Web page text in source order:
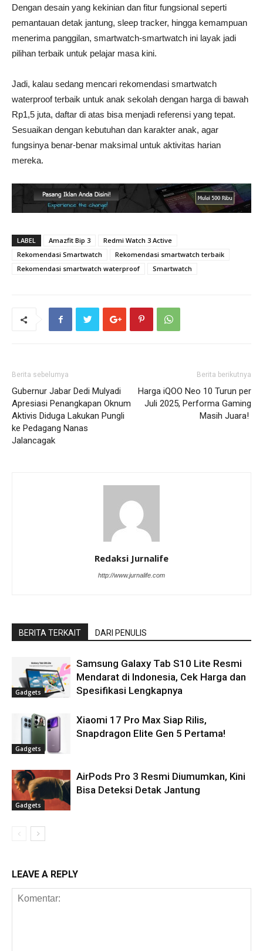
Dengan desain yang kekinian dan fitur fungsional seperti
pemantauan detak jantung, sleep tracker, hingga kemampuan
menerima panggilan, smartwatch-smartwatch ini layak jadi
pilihan terbaik untuk pelajar masa kini.
Jadi, kalau sedang mencari rekomendasi smartwatch
waterproof terbaik untuk anak sekolah dengan harga di bawah
Rp1,5 juta, daftar di atas bisa menjadi referensi yang tepat.
Sesuaikan dengan kebutuhan dan karakter anak, agar
fungsinya benar-benar maksimal untuk aktivitas harian
mereka.
LABEL Amazfit Bip 3
Redmi Watch 3 Active
Rekomendasi Smartwatch
Rekomendasi smartwatch terbaik
Rekomendasi smartwatch waterproof
Smartwatch
Berita sebelumya
Gubernur Jabar Dedi Mulyadi
Apresiasi Penangkapan Oknum
Aktivis Diduga Lakukan Pungli
ke Pedagang Nanas
Jalancagak
Berita berikutnya
Harga iQOO Neo 10 Turun per
Juli 2025, Performa Gaming
Masih Juara!
Redaksi Jurnalife
http://www.jurnalife.com
BERITA TERKAIT DARI PENULIS
Gadgets
Samsung Galaxy Tab S10 Lite Resmi
Mendarat di Indonesia, Cek Harga dan
Spesifikasi Lengkapnya
Gadgets
Xiaomi 17 Pro Max Siap Rilis,
Snapdragon Elite Gen 5 Pertama!
Gadgets
AirPods Pro 3 Resmi Diumumkan, Kini
Bisa Deteksi Detak Jantung
LEAVE A REPLY